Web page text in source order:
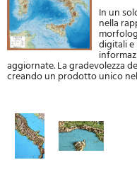
In un
nella
digitali
aggiornate. La gradevolezza
creando un prodotto unico